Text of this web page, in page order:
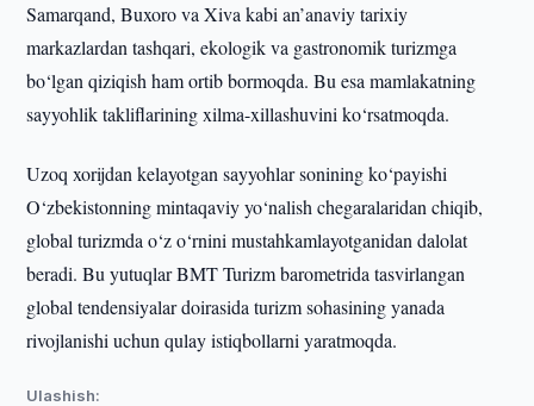
Samarqand, Buxoro va Xiva kabi an’anaviy tarixiy
markazlardan tashqari, ekologik va gastronomik turizmga
bo‘lgan qiziqish ham ortib bormoqda. Bu esa mamlakatning
sayyohlik takliflarining xilma-xillashuvini ko‘rsatmoqda.
Uzoq xorijdan kelayotgan sayyohlar sonining ko‘payishi
O‘zbekistonning mintaqaviy yo‘nalish chegaralaridan chiqib,
global turizmda o‘z o‘rnini mustahkamlayotganidan dalolat
beradi. Bu yutuqlar BMT Turizm barometrida tasvirlangan
global tendensiyalar doirasida turizm sohasining yanada
rivojlanishi uchun qulay istiqbollarni yaratmoqda.
Ulashish: